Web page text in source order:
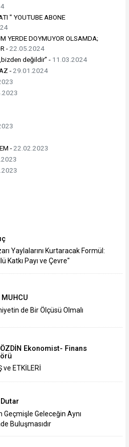
" YOUTUBE ABONE
YERDE DOYMUYOR OLSAMDA;
-22.05.2024
değildir” - 11.03.2024
-29.01.2024
-22.02.2023
Yaylalarını Kurtaracak Formül:
Katkı Payı ve Çevre"
MUHCU
de Bir Ölçüsü Olmalı
Ekonomist- Finans
ve ETKİLERİ
Geçmişle Geleceğin Aynı
Buluşmasıdır